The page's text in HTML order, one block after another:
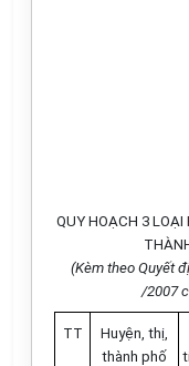
QUY HOẠCH 3 LOẠI
(Kèm theo Quyết
/2007
TT
Huyện, thị,
thành phố